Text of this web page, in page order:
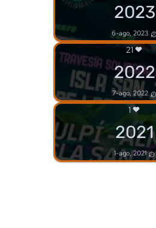
2023
6-ago, 2023
21
2022
7-ago, 2022
1
2021
1-ago, 2021